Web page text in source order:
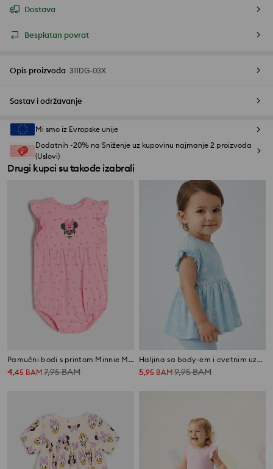
Dostava
Besplatan povrat
Opis proizvoda 311DG-03X
Sastav i održavanje
Mi smo iz Evropske unije
Dodatnih -20% na Sniženje uz kupovinu najmanje 2 proizvoda
(Uslovi)
Drugi kupci su takođe izabrali
Pamučni bodi s printom Minnie Mouse
4,45 BAM 7,95BAM
Haljina sa body-em i cvetnim uzorkom sa volanima
5,95 BAM 9,95BAM